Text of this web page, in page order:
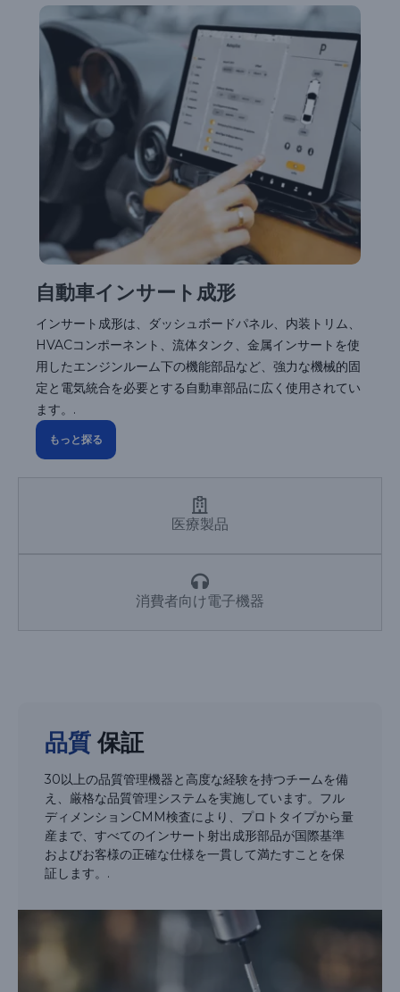
医療製品
消費者向け電子機器
自動車インサート成形
インサート成形は、ダッシュボードパネル、内装トリム、
HVACコンポーネント、流体タンク、金属インサートを使
用したエンジンルーム下の機能部品など、強力な機械的固
定と電気統合を必要とする自動車部品に広く使用されてい
ます。.
もっと探る
品質 保証
30以上の品質管理機器と高度な経験を持つチームを備
え、厳格な品質管理システムを実施しています。フル
ディメンションCMM検査により、プロトタイプから量
産まで、すべてのインサート射出成形部品が国際基準
およびお客様の正確な仕様を一貫して満たすことを保
証します。.